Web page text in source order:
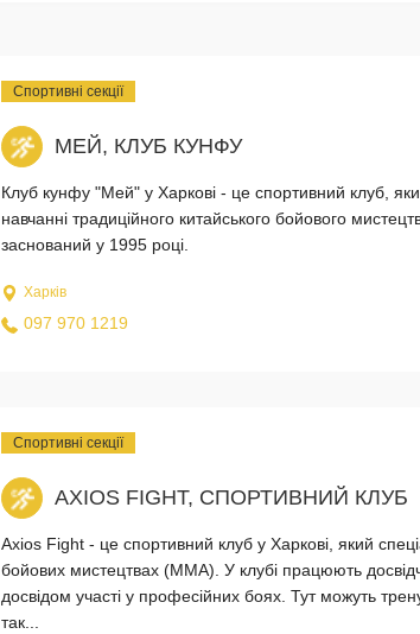
Спортивні секції
МЕЙ, КЛУБ КУНФУ
Клуб кунфу "Мей" у Харкові - це спортивний клуб,
навчанні традиційного китайського бойового
заснований у 1995 році.
Харків
097 970 1219
Спортивні секції
AXIOS FIGHT, СПОРТИВНИЙ КЛУБ
Axios Fight - це спортивний клуб у Харкові, який
бойових мистецтвах (MMA). У клубі працюють
досвідом участі у професійних боях. Тут можуть
так...